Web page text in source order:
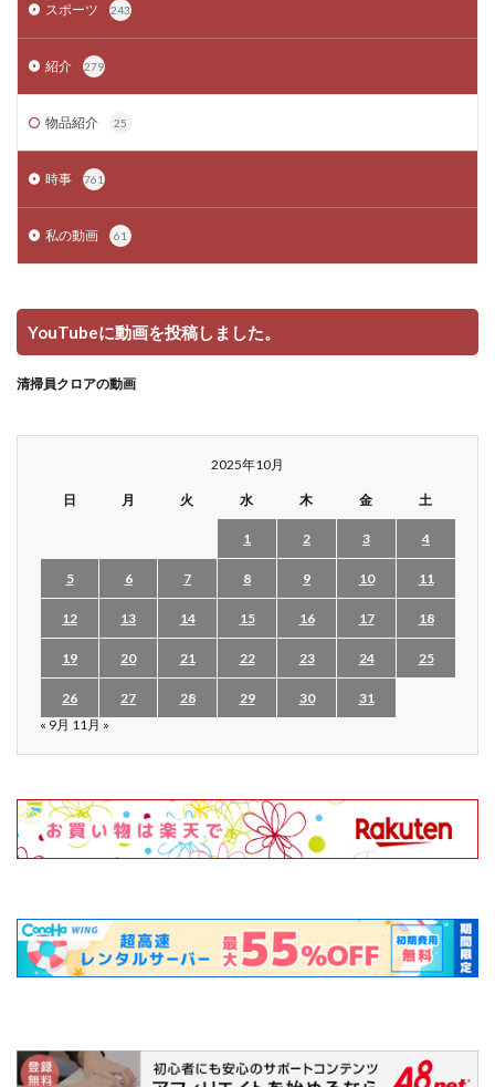
スポーツ 243
紹介 279
物品紹介 25
時事 761
私の動画 61
YouTubeに動画を投稿しました。
清掃員クロアの動画
2025年10月
日 月 火 水 木 金 土
1 2 3 4
5 6 7 8 9 10 11
12 13 14 15 16 17 18
19 20 21 22 23 24 25
26 27 28 29 30
31
« 9月 11月 »